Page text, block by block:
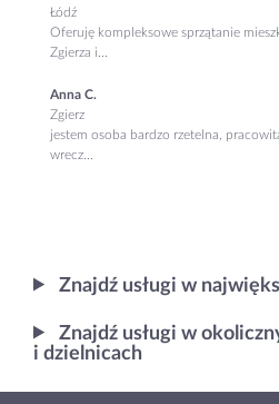
Łódź
Oferuję kompleksowe sprzątanie
Zgierza i...
Anna C.
Zgierz
jestem osoba bardzo rzetelna,
wrecz...
Znajdź usługi w
Znajdź usługi w
i dzielnicach